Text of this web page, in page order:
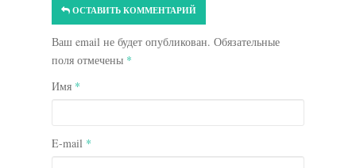
ОСТАВИТЬ КОММЕНТАРИЙ
Ваш email не будет опубликован. Обязательные
поля отмечены *
Имя *
E-mail *